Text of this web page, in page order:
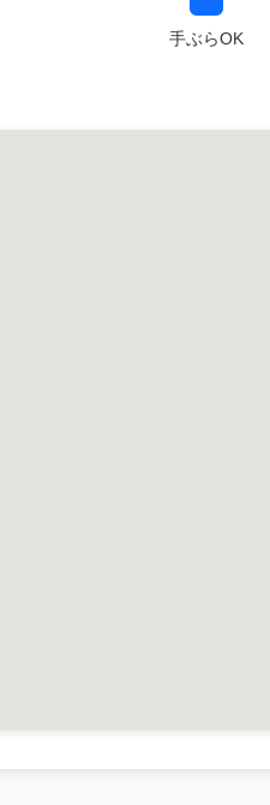
手ぶらOK